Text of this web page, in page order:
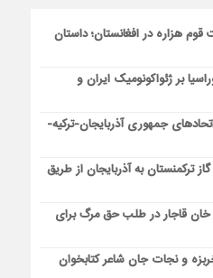
هزاره در افغانستان؛ داستان
بر ژئواکونومیک ایران و
جمهوری آذربایجان-ترکیه-
ترکمنستان به آذربایجان از طریق
قاجار در طلب حق مرگ برای
و نجات جان شاعر کتابخوان